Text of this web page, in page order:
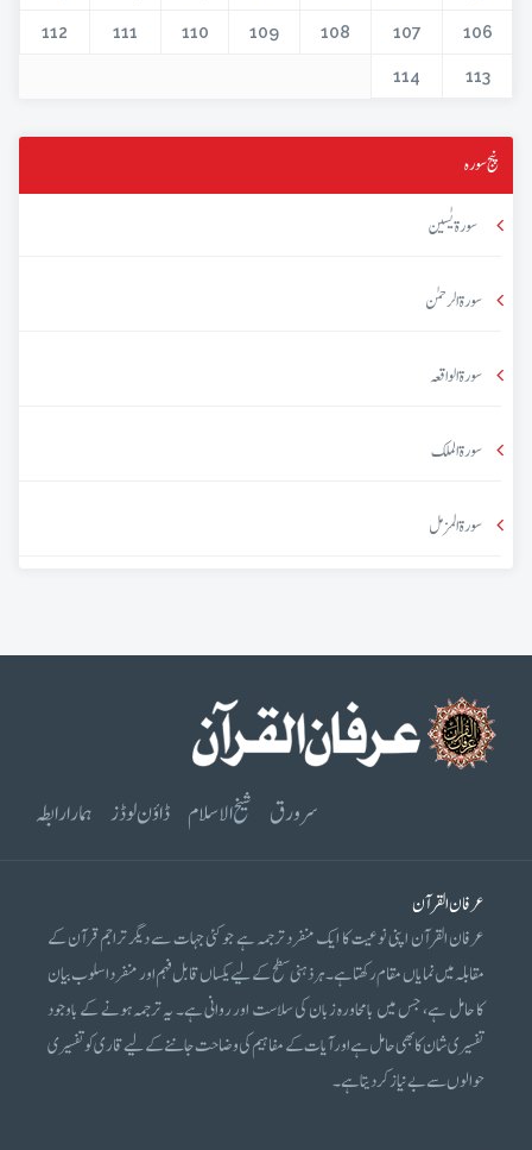
106
107
108
109
110
111
112
113
114
پنج سورہ
سورۃ یٰسین
سورۃ الرحمٰن
سورۃ الواقعہ
سورۃ الملک
سورۃ المزمل
سرورق شیخ الاسلام ڈاؤن لوڈز ہمارا رابطہ
عرفان القرآن
عرفان القرآن اپنی نوعیت کا ایک منفرد ترجمہ ہے جو کئی جہات سے دیگر تراجم قرآن کے
مقابلہ میں نمایاں مقام رکھتا ہے۔ ہر ذہنی سطح کے لیے یکساں قابل فہم اور منفرد اسلوب بیان
کا حامل ہے، جس میں بامحاورہ زبان کی سلاست اور روانی ہے۔ یہ ترجمہ ہونے کے باوجود
تفسیری شان کا بھی حامل ہے اور آیات کے مفاہیم کی وضاحت جاننے کے لیے قاری کو تفسیری
حوالوں سے بے نیاز کر دیتا ہے۔